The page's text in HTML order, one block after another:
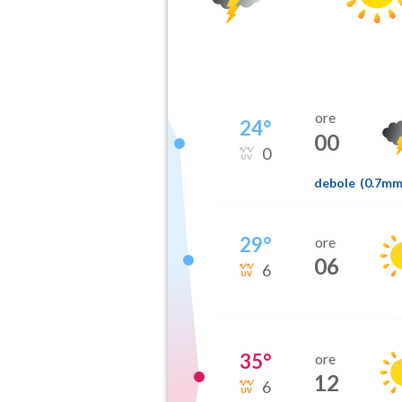
24°
0
ore
00
debole (0.7mm
29°
6
ore
06
35°
6
ore
12